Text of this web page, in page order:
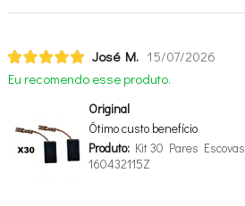
José M. 15/07/2026
Eu recomendo esse produto.
Original
Ótimo custo benefício
Produto:Kit 30 Pares
160432115Z